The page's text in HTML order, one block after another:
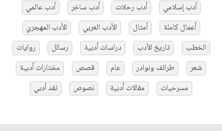
أدب إسلامي أدب رحلات أدب ساخر
أدب عالمي
أعمال كاملة
أمثال الأدب العربي
الأدب المهجري
الخطب
تاريخ الأدب دراسات أدبية رسائل
روايات
شعر
طرائف ونوادر عام قصص
مختارات أدبية
مسرحيات
مقالات أدبية نصوص نقد أدبي